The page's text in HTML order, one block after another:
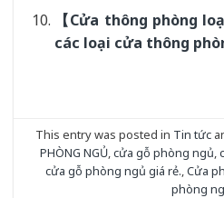
【Cửa thông phòng
các loại cửa thông
This entry was posted in Tin tức
PHÒNG NGỦ cửa gỗ phòng ngủ
cửa gỗ phòng ngủ giá rẻ. Cửa
phòng